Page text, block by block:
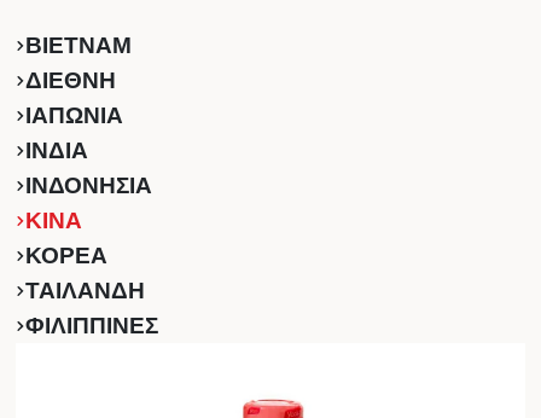
ΒΙΕΤΝΑΜ
ΔΙΕΘΝΗ
ΙΑΠΩΝΙΑ
ΙΝΔΙΑ
ΙΝΔΟΝΗΣΙΑ
ΚINA
ΚΟΡΕΑ
ΤΑΙΛΑΝΔΗ
ΦΙΛΙΠΠΙΝΕΣ